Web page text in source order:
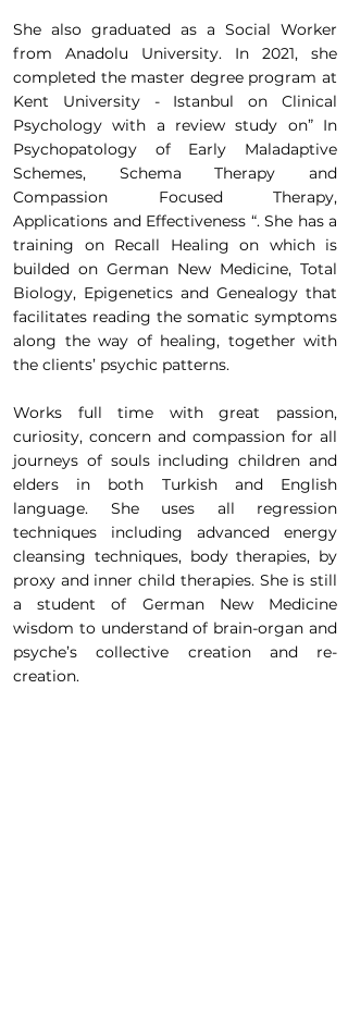
She also graduated as a Social Worker
from Anadolu University. In 2021, she
completed the master degree program at
Kent University - Istanbul on Clinical
Psychology with a review study on” In
Psychopatology of Early Maladaptive
Schemes, Schema Therapy and
Compassion Focused Therapy,
Applications and Effectiveness “. She has a
training on Recall Healing on which is
builded on German New Medicine, Total
Biology, Epigenetics and Genealogy that
facilitates reading the somatic symptoms
along the way of healing, together with
the clients’ psychic patterns.
Works full time with great passion,
curiosity, concern and compassion for all
journeys of souls including children and
elders in both Turkish and English
language. She uses all regression
techniques including advanced energy
cleansing techniques, body therapies, by
proxy and inner child therapies. She is still
a student of German New Medicine
wisdom to understand of brain-organ and
psyche’s collective creation and re-
creation.